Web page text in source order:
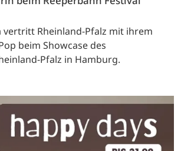
vertritt Rheinland-Pfalz mit ihrem
beim Showcase des
Pfalz in Hamburg.